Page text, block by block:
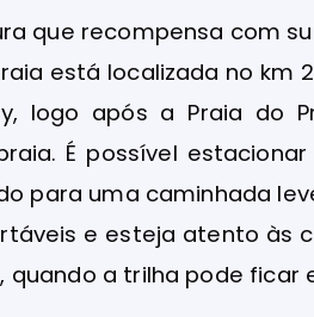
que recompensa com
está localizada no km
logo após a Praia do
É possível
para uma caminhada
e esteja atento às
a trilha pode ficar